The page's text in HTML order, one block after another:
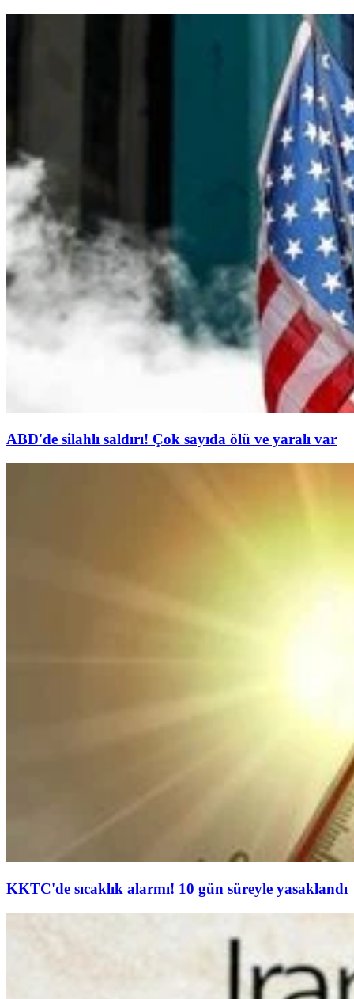
ABD'de silahlı saldırı! Çok sayıda ölü ve yaralı var
KKTC'de sıcaklık alarmı! 10 gün süreyle yasaklandı